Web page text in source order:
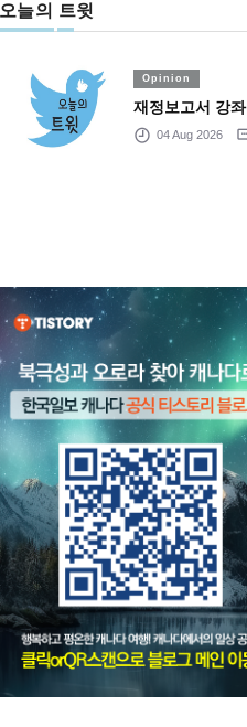
오늘의 트윗
Opinion
재정보고서 강좌
04 Aug 2026